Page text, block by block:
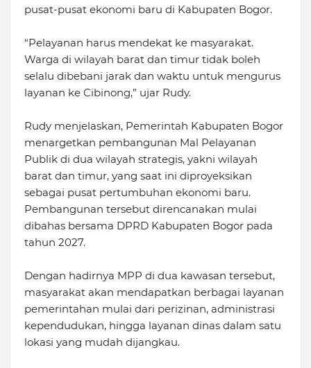
pusat-pusat ekonomi baru di Kabupaten Bogor.
“Pelayanan harus mendekat ke masyarakat.
Warga di wilayah barat dan timur tidak boleh
selalu dibebani jarak dan waktu untuk mengurus
layanan ke Cibinong,” ujar Rudy.
Rudy menjelaskan, Pemerintah Kabupaten Bogor
menargetkan pembangunan Mal Pelayanan
Publik di dua wilayah strategis, yakni wilayah
barat dan timur, yang saat ini diproyeksikan
sebagai pusat pertumbuhan ekonomi baru.
Pembangunan tersebut direncanakan mulai
dibahas bersama DPRD Kabupaten Bogor pada
tahun 2027.
Dengan hadirnya MPP di dua kawasan tersebut,
masyarakat akan mendapatkan berbagai layanan
pemerintahan mulai dari perizinan, administrasi
kependudukan, hingga layanan dinas dalam satu
lokasi yang mudah dijangkau.